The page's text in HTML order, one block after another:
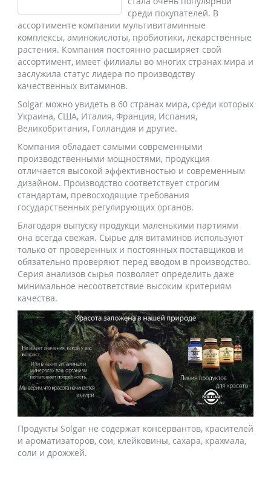
среди покупателей. В
ассортименте компании мультивитаминные
комплексы, аминокислоты, пробиотики, лекарственные
растения. Компания постоянно расширяет свой
ассортимент, имеет филиалы во многих странах мира и
заслужила статус лидера по производству
качественных витаминов.
Solgar можно увидеть в 60 странах мира, среди которых
Украина, США, Италия, Франция, Испания,
Великобритания, Голландия и другие.
Компания обладает самыми современными
производственными мощностями, продукция
отличается высокой эффективностью и современным
дизайном. Производство соответствует строгим
стандартам, превосходящие требования
государственных регулирующих органов.
Благодаря выпуску продукци маленькими партиями
она всегда свежая. Сырье для витаминов используют
только от проверенных и постоянных поставщиков и
обязательно проверяют перед вводом в производство.
Серия анализов сырья позволяет определить даже
минимальное несоответствие высоким критериям
качества.
Продукты Solgar не содержат консервантов, красителей
и ароматизаторов, сои, клейковины, сахара, крахмала,
соли и дрожжей.